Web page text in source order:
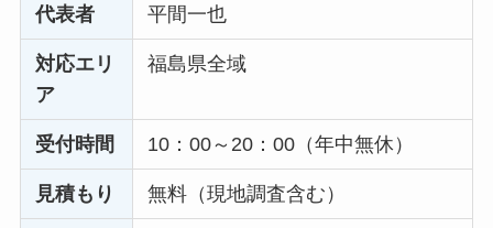
代表者 平間一也
対応エリ
ア
福島県全域
受付時間 10：00～20：00（年中無休）
見積もり 無料（現地調査含む）